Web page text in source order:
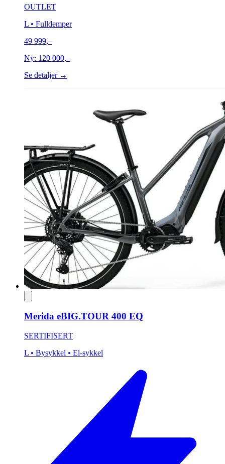
OUTLET
L • Fulldemper
49 999,–
Ny: 120 000,–
Se detaljer →
Merida eBIG.TOUR 400 EQ
SERTIFISERT
L • Bysykkel • El-sykkel